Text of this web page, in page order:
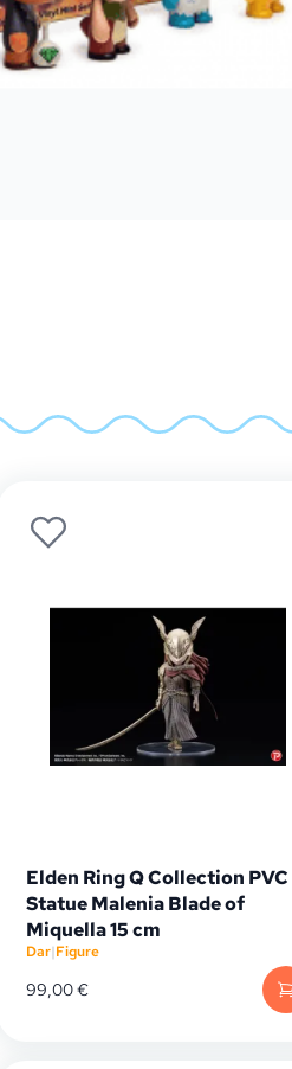
Elden Ring Q Collection PVC
Statue Malenia Blade of
Miquella 15 cm
Dar|Figure
99,00€